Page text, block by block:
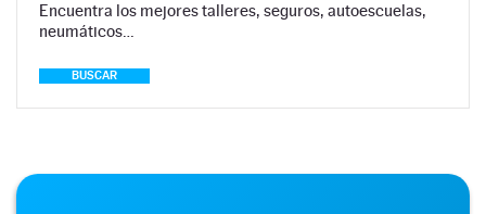
Encuentra los mejores talleres, seguros, autoescuelas,
neumáticos…
BUSCAR